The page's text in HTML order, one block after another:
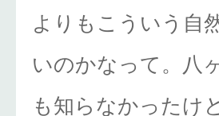
よりもこういう自
いのかなって。八
も知らなかったけ